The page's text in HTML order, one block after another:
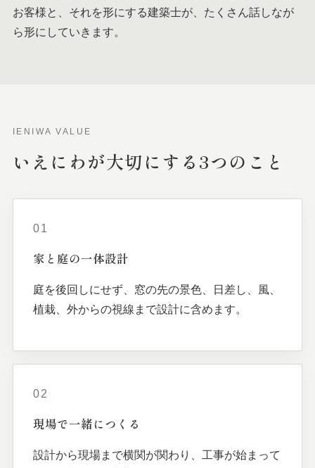
お客様と、それを形にする建築士が、たくさん話しなが
ら形にしていきます。
IENIWA VALUE
いえにわが大切にする3つの こと
01
家と 庭の一体設計
庭を後回しにせず、窓の先の景色、日差し、風、
植栽、外からの視線まで設計に含めます。
02
現場で一緒につくる
設計から現場まで横関が関わり、工事が始まって